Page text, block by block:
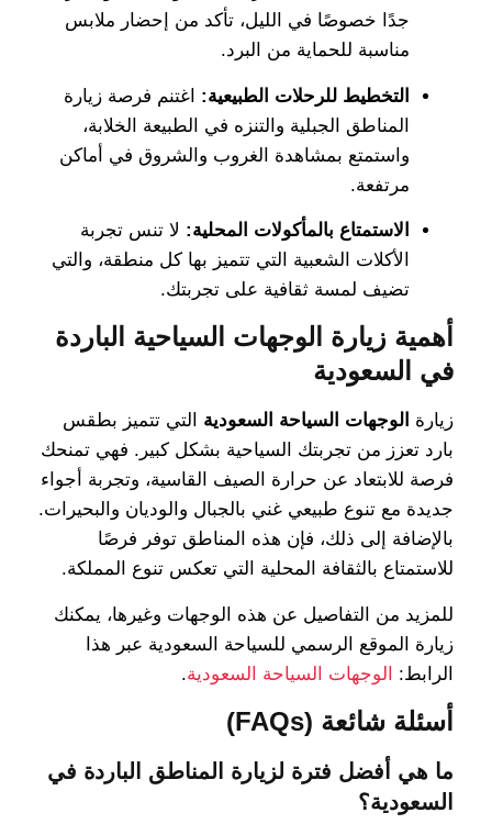
جدًا خصوصًا في الليل، تأكد من إحضار ملابس
مناسبة للحماية من البرد.
التخطيط للرحلات الطبيعية: اغتنم فرصة زيارة
المناطق الجبلية والتنزه في الطبيعة الخلابة،
واستمتع بمشاهدة الغروب والشروق في أماكن
مرتفعة.
الاستمتاع بالمأكولات المحلية: لا تنس تجربة
الأكلات الشعبية التي تتميز بها كل منطقة، والتي
تضيف لمسة ثقافية على تجربتك.
أهمية زيارة الوجهات السياحية الباردة
في السعودية
زيارة الوجهات السياحة السعودية التي تتميز بطقس
بارد تعزز من تجربتك السياحية بشكل كبير. فهي تمنحك
فرصة للابتعاد عن حرارة الصيف القاسية، وتجربة أجواء
جديدة مع تنوع طبيعي غني بالجبال والوديان والبحيرات.
بالإضافة إلى ذلك، فإن هذه المناطق توفر فرصًا
للاستمتاع بالثقافة المحلية التي تعكس تنوع المملكة.
للمزيد من التفاصيل عن هذه الوجهات وغيرها، يمكنك
زيارة الموقع الرسمي للسياحة السعودية عبر هذا
الرابط:
الوجهات السياحة السعودية.
أسئلة شائعة (FAQs)
ما هي أفضل فترة لزيارة المناطق الباردة في
السعودية؟